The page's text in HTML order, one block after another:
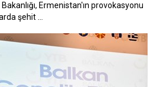
Ermenistan'ın provokasyonu
şehit …